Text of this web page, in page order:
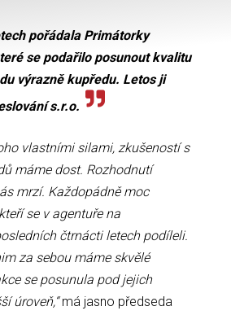
pořádala Primátorky
se podařilo posunout kvalitu
výrazně kupředu. Letos ji
s.r.o.
vlastními silami, zkušeností s
máme dost. Rozhodnutí
mrzí. Každopádně moc
se v agentuře na
čtrnácti letech podíleli.
za sebou máme skvělé
se posunula pod jejich
úroveň,“má jasno předseda